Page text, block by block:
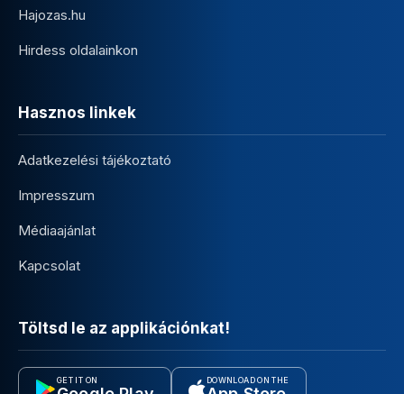
Hajozas.hu
Hirdess oldalainkon
Hasznos linkek
Adatkezelési tájékoztató
Impresszum
Médiaajánlat
Kapcsolat
Töltsd le az applikációnkat!
GET IT ON DOWNLOAD ON THE